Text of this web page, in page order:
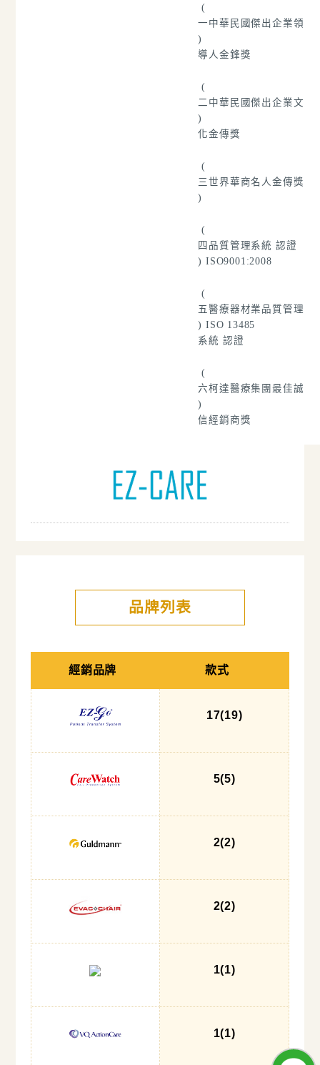
(
一
)
中華民國傑出企業領
導人金鋒獎
(
二
)
中華民國傑出企業文
化金傳獎
(
三
)
世界華商名人金傳獎
(
四
) ISO9001:2008
品質管理系統 認證
(
五
) ISO 13485
醫療器材業品質管理
系統 認證
(
六
)
柯達醫療集團最佳誠
信經銷商獎
品牌列表
經銷品牌 款式
17(19)
5(5)
2(2)
2(2)
1(1)
1(1)